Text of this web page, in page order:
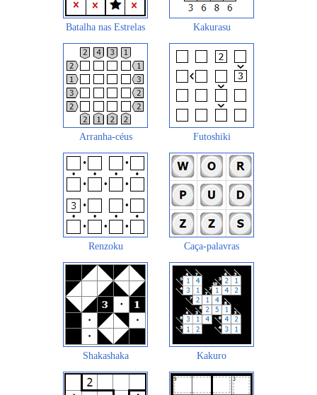
Batalha nas Estrelas Kakurasu
Arranha-céus Futoshiki
Renzoku Caça-palavras
Shakashaka Kakuro